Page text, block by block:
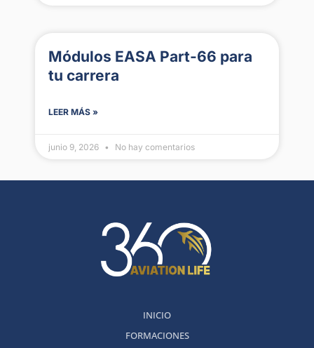
Módulos EASA Part-66 para
tu carrera
LEER MÁS »
junio 9, 2026 No hay comentarios
INICIO
FORMACIONES